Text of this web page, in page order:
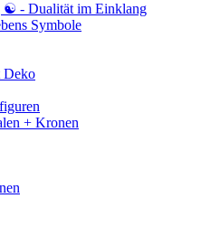
☯ - Dualität im Einklang
Symbole
Deko
+ Kronen